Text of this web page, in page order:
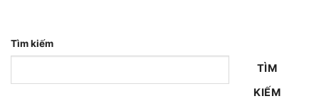
Tìm kiếm
TÌM
KIẾM